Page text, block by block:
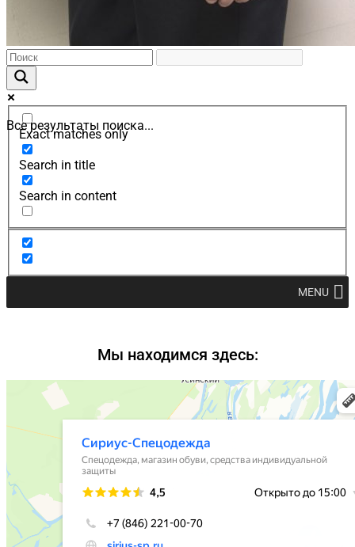
Все результаты поиска...
Exact matches only
Search in title
Search in content
MENU
Мы находимся здесь: